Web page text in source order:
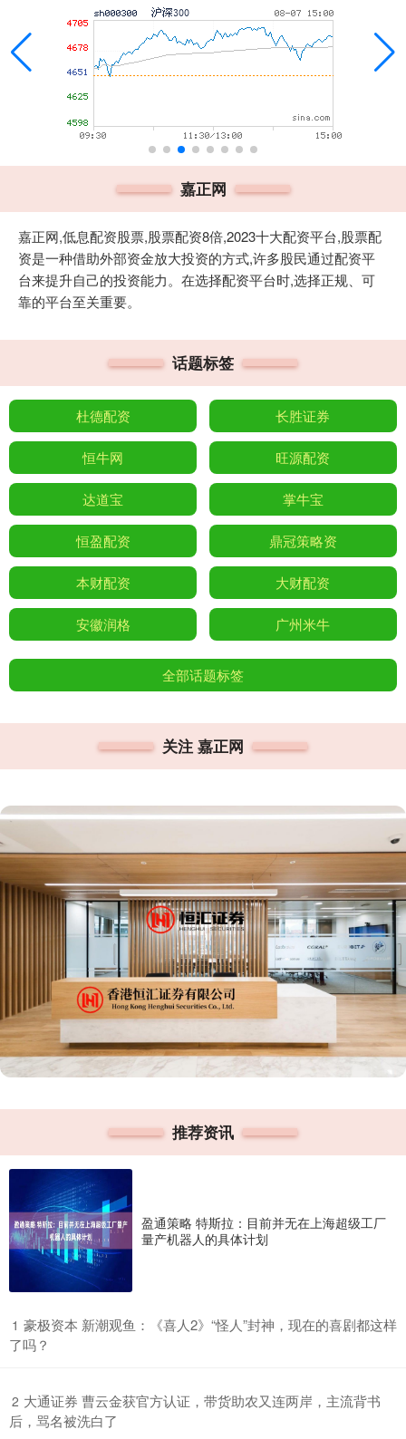
嘉正网
嘉正网,低息配资股票,股票配资8倍,2023十大配资平台,股票配
资是一种借助外部资金放大投资的方式,许多股民通过配资平
台来提升自己的投资能力。在选择配资平台时,选择正规、可
靠的平台至关重要。
话题标签
杜德配资 长胜证券
恒牛网 旺源配资
达道宝 掌牛宝
恒盈配资 鼎冠策略资
本财配资 大财配资
安徽润格 广州米牛
全部话题标签
关注 嘉正网
推荐资讯
盈通策略 特斯拉：目前并无在上海超级工厂
量产机器人的具体计划
1 ​豪极资本 新潮观鱼：《喜人2》“怪人”封神，现在的喜剧都这样
了吗？
2 ​大通证券 曹云金获官方认证，带货助农又连两岸，主流背书
后，骂名被洗白了